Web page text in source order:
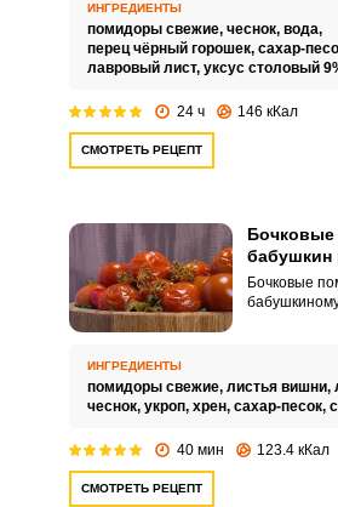
не только
дополнить
ИНГРЕДИЕНТЫ
помидоры свежие, чеснок, вода,
перец чёрный горошек, сахар-
лавровый лист, уксус столовый
24 ч 146 кКал
СМОТРЕТЬ РЕЦЕПТ
бабушкин
Бочковые
способом,
вкусными,
ИНГРЕДИЕНТЫ
помидоры свежие, листья вишни,
чеснок, укроп, хрен, сахар-песок,
40 мин 123.4 кКал
СМОТРЕТЬ РЕЦЕПТ